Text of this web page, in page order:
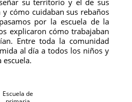
cómo cuidaban sus rebaños
por la escuela de la
explicaron cómo trabajaban
Entre toda la comunidad
al día a todos los niños y
escuela.
Escuela de